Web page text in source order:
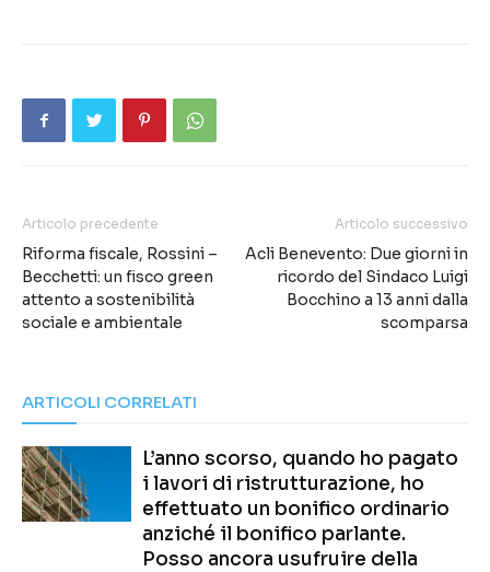
Articolo precedente
Riforma fiscale, Rossini –
Becchetti: un fisco green
attento a sostenibilità
sociale e ambientale
Articolo successivo
Acli Benevento: Due giorni in
ricordo del Sindaco Luigi
Bocchino a 13 anni dalla
scomparsa
ARTICOLI CORRELATI
L’anno scorso, quando ho pagato
i lavori di ristrutturazione, ho
effettuato un bonifico ordinario
anziché il bonifico parlante.
Posso ancora usufruire della